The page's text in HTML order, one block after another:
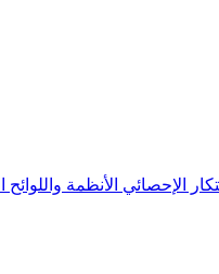
الإحصائي الأنظمة واللوائح